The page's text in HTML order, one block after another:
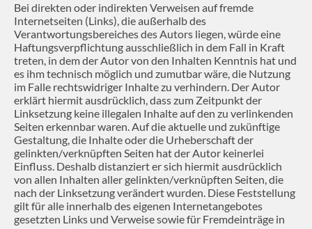
Bei direkten oder indirekten Verweisen auf fremde
Internetseiten (Links), die außerhalb des
Verantwortungsbereiches des Autors liegen, würde eine
Haftungsverpflichtung ausschließlich in dem Fall in Kraft
treten, in dem der Autor von den Inhalten Kenntnis hat und
es ihm technisch möglich und zumutbar wäre, die Nutzung
im Falle rechtswidriger Inhalte zu verhindern. Der Autor
erklärt hiermit ausdrücklich, dass zum Zeitpunkt der
Linksetzung keine illegalen Inhalte auf den zu verlinkenden
Seiten erkennbar waren. Auf die aktuelle und zukünftige
Gestaltung, die Inhalte oder die Urheberschaft der
gelinkten/verknüpften Seiten hat der Autor keinerlei
Einfluss. Deshalb distanziert er sich hiermit ausdrücklich
von allen Inhalten aller gelinkten/verknüpften Seiten, die
nach der Linksetzung verändert wurden. Diese Feststellung
gilt für alle innerhalb des eigenen Internetangebotes
gesetzten Links und Verweise sowie für Fremdeinträge in